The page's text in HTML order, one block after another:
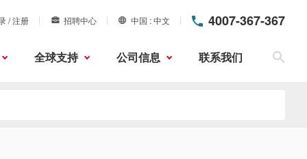
/ 注册 招聘中心 中国 中文 4007-367-367
全球支持 公司信息 联系我们